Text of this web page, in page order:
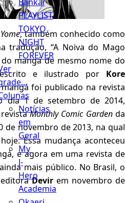
PLAYLIST
TOKYO
NIGHT
FOREVER
Notícias
em
Geral
My
J-
Hero
Academia
, também conhecido como
tradução, “A Noiva do Mago
mangá de mesmo nome do
e ilustrado por Kore
foi publicado na revista
1 de setembro de 2014,
revistaMonthly Comic Gardenda
de novembro de 2013, na qual
Essa mudança aconteceu
e agora em uma revista de
mais público. No Brasil, o
editoraDevirem novembro de